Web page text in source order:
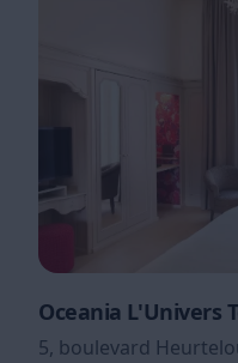
Oceania L'Univers
5, boulevard